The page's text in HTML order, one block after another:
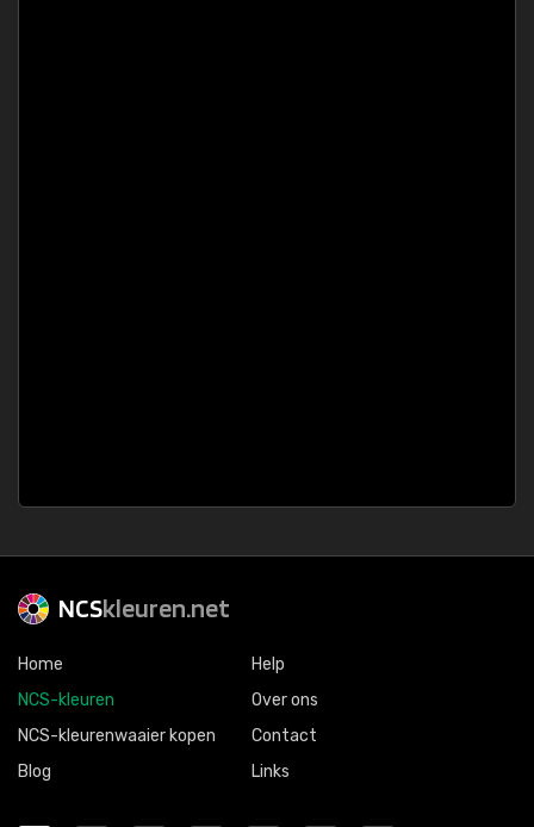
NCSkleuren.net
Home
NCS-kleuren
NCS-kleurenwaaier kopen
Blog
Help
Over ons
Contact
Links